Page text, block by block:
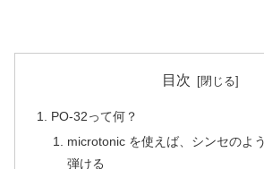
目次
PO-32って何？
microtonic を使えば、シンセのよ
弾ける